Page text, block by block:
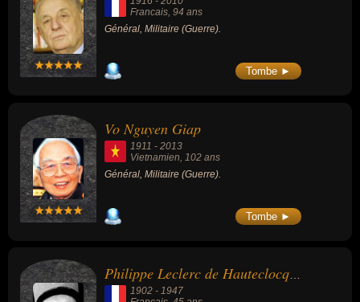
Francais, 94 ans
Général, Militaire (Guerre).
Tombe ►
Vo Nguyen Giap
1911 - 2013
Vietnamien , 102 ans
Général, Militaire (Guerre).
Tombe ►
1902 - 1947